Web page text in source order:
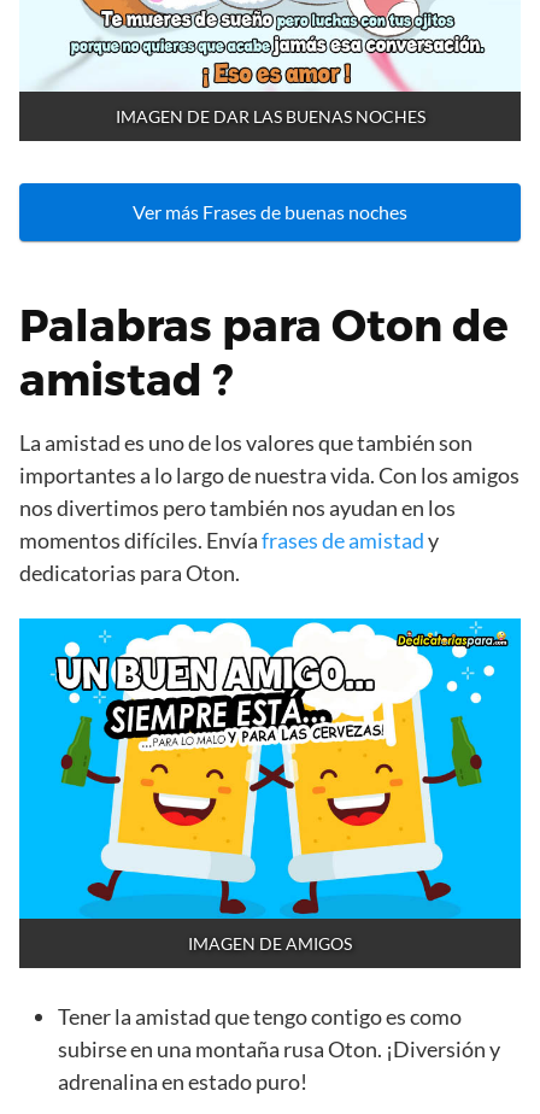
IMAGEN DE DAR LAS BUENAS NOCHES
Ver más Frases de buenas noches
Palabras para Oton de
amistad ?
La amistad es uno de los valores que también son
importantes a lo largo de nuestra vida. Con los amigos
nos divertimos pero también nos ayudan en los
momentos difíciles. Envíafrases de amistady
dedicatorias para Oton.
IMAGEN DE AMIGOS
Tener la amistad que tengo contigo es como
subirse en una montaña rusa Oton. ¡Diversión y
adrenalina en estado puro!